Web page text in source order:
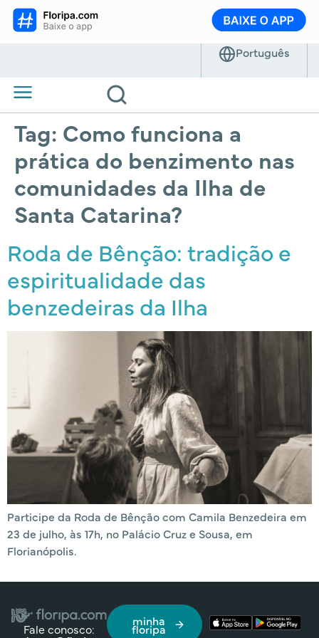
Tag: Como funciona a
prática do benzimento nas
comunidades da Ilha de
Santa Catarina?
Roda de Bênção: tradição e
espiritualidade das
benzedeiras da Ilha
Participe da Roda de Bênção com Camila Benzedeira em
23 de julho, às 17h, no Palácio Cruz e Sousa, em
Florianópolis.
Fale conosco:
minha
floripa